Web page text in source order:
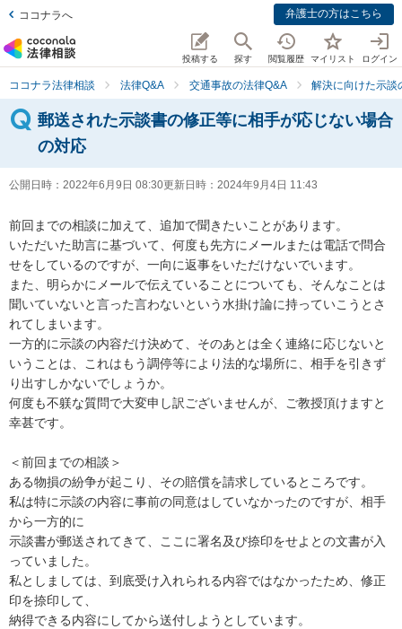
ココナラへ 弁護士の方はこちら
投稿する 探す 閲覧履歴 マイリスト ログイン
ココナラ法律相談 法律Q&A 交通事故の法律Q&A 解決に向けた示談
郵送された示談書の修正等に相手が応じない場合
の対応
公開日時： 2022年6月9日 08:30更新日時： 2024年9月4日 11:43
前回までの相談に加えて、追加で聞きたいことがあります。
いただいた助言に基づいて、何度も先方にメールまたは電話で問合
せをしているのですが、一向に返事をいただけないでいます。
また、明らかにメールで伝えていることについても、そんなことは
聞いていないと言った言わないという水掛け論に持っていこうとさ
れてしまいます。
一方的に示談の内容だけ決めて、そのあとは全く連絡に応じないと
いうことは、これはもう調停等により法的な場所に、相手を引きず
り出すしかないでしょうか。
何度も不躾な質問で大変申し訳ございませんが、ご教授頂けますと
幸甚です。
＜前回までの相談＞
ある物損の紛争が起こり、その賠償を請求しているところです。
私は特に示談の内容に事前の同意はしていなかったのですが、相手
から一方的に
示談書が郵送されてきて、ここに署名及び捺印をせよとの文書が入
っていました。
私としましては、到底受け入れられる内容ではなかったため、修正
印を捺印して、
納得できる内容にしてから送付しようとしています。